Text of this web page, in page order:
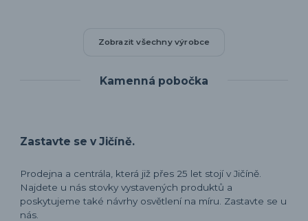
Zobrazit všechny výrobce
Kamenná pobočka
Zastavte se v Jičíně.
Prodejna a centrála, která již přes 25 let stojí v Jičíně.
Najdete u nás stovky vystavených produktů a
poskytujeme také návrhy osvětlení na míru. Zastavte se u
nás.